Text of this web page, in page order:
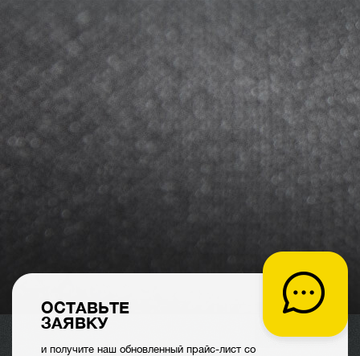
ОСТАВЬТЕ
ЗАЯВКУ
и получите наш обновленный прайс-лист со